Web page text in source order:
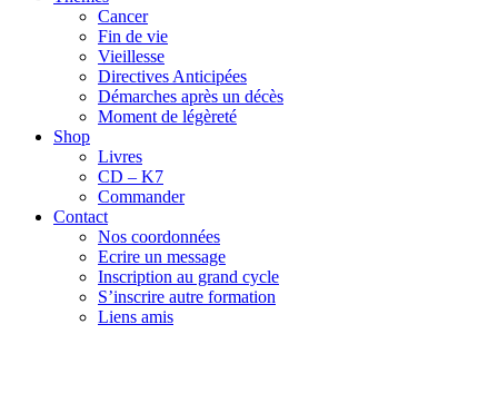
Cancer
Fin de vie
Vieillesse
Directives Anticipées
Démarches après un décès
Moment de légèreté
Shop
Livres
CD – K7
Commander
Contact
Nos coordonnées
Ecrire un message
Inscription au grand cycle
S’inscrire autre formation
Liens amis